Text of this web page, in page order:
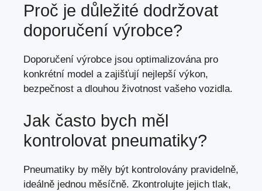
Proč je důležité dodržovat
doporučení výrobce?
Doporučení výrobce jsou optimalizována pro
konkrétní model a zajišťují nejlepší výkon,
bezpečnost a dlouhou životnost vašeho vozidla.
Jak často bych měl
kontrolovat pneumatiky?
Pneumatiky by měly být kontrolovány pravidelně,
ideálně jednou měsíčně. Zkontrolujte jejich tlak,